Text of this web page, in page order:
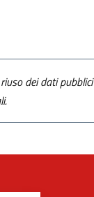
dei dati